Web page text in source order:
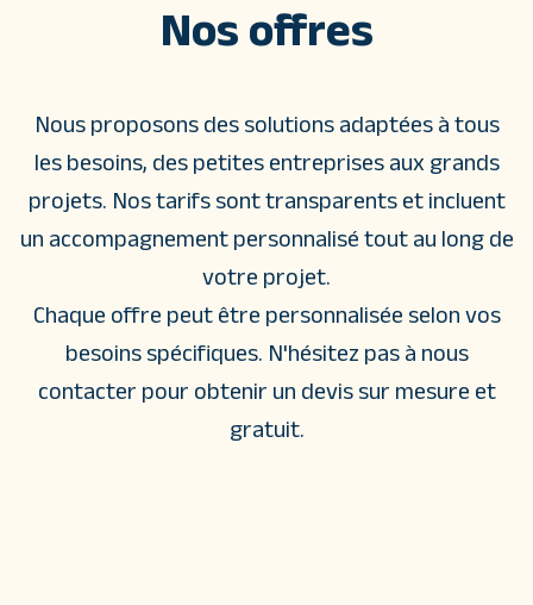
Nos offres
Nous proposons des solutions adaptées à tous
les besoins, des petites entreprises aux grands
projets. Nos tarifs sont transparents et incluent
un accompagnement personnalisé tout au long de
votre projet.
Chaque offre peut être personnalisée selon vos
besoins spécifiques. N'hésitez pas à nous
contacter pour obtenir un devis sur mesure et
gratuit.